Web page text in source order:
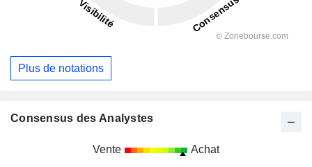
Plus de notations
Consensus des Analystes
Vente Achat